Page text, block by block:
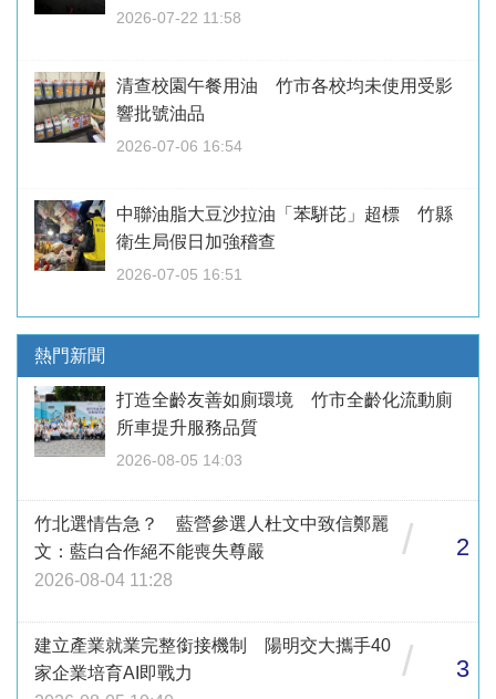
2026-07-22 11:58
清查校園午餐用油 竹市各校均未使用受影
響批號油品
2026-07-06 16:54
中聯油脂大豆沙拉油「苯駢芘」超標 竹縣
衛生局假日加強稽查
2026-07-05 16:51
熱門新聞
打造全齡友善如廁環境 竹市全齡化流動廁
所車提升服務品質
2026-08-05 14:03
竹北選情告急？ 藍營參選人杜文中致信鄭麗
文：藍白合作絕不能喪失尊嚴
2026-08-04 11:28
/ 2
建立產業就業完整銜接機制 陽明交大攜手40
家企業培育AI即戰力
/ 3